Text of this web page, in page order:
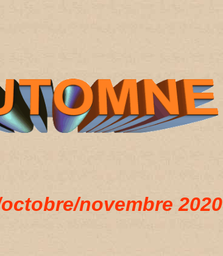
novembre 2020